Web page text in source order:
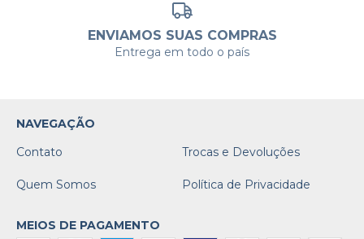
ENVIAMOS SUAS COMPRAS
Entrega em todo o país
NAVEGAÇÃO
Contato
Trocas e Devoluções
Quem Somos Política de Privacidade
MEIOS DE PAGAMENTO